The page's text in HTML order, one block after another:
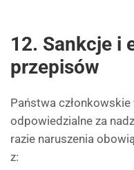
12. Sankcje i
przepisów
Państwa
odpowiedzialne za
razie naruszenia
z: